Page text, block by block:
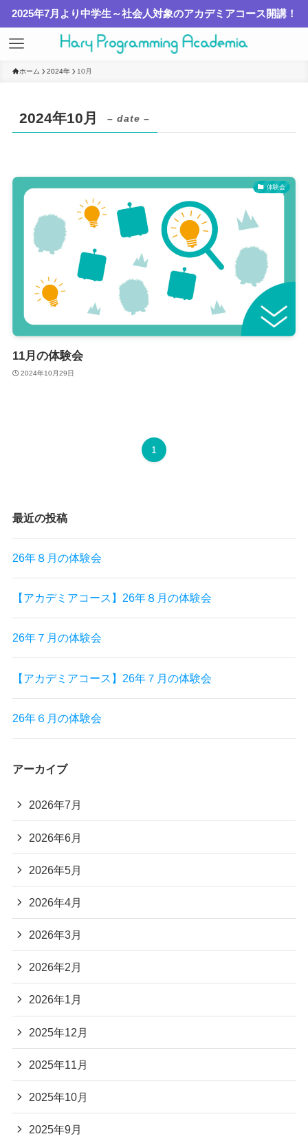
2025年7月より中学生～社会人対象のアカデミアコース開講！
ホーム 2024年 10月
2024年10月 – date –
体験会
11月の体験会
2024年10月29日
1
最近の投稿
26年８月の体験会
【アカデミアコース】26年８月の体験会
26年７月の体験会
【アカデミアコース】26年７月の体験会
26年６月の体験会
アーカイブ
2026年7月
2026年6月
2026年5月
2026年4月
2026年3月
2026年2月
2026年1月
2025年12月
2025年11月
2025年10月
2025年9月